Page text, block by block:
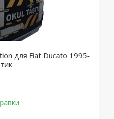
для Fiat Ducato 1995-